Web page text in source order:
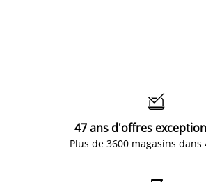

47 ans d'offres
Plus de 3600 magasins dans